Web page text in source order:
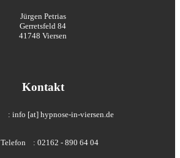
Jürgen Petrias
Gerretsfeld 84
41748 Viersen
Kontakt
: info [at] hypnose-in-viersen.de
Telefon : 02162 - 890 64 04